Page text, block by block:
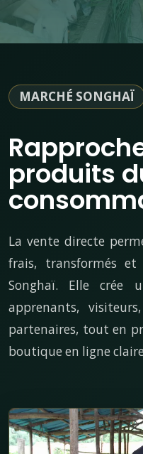
MARCHÉ SONGHAÏ
produits
La vente directe
frais, transformés et
Songhaï. Elle crée
apprenants,
partenaires, tout en
boutique en ligne